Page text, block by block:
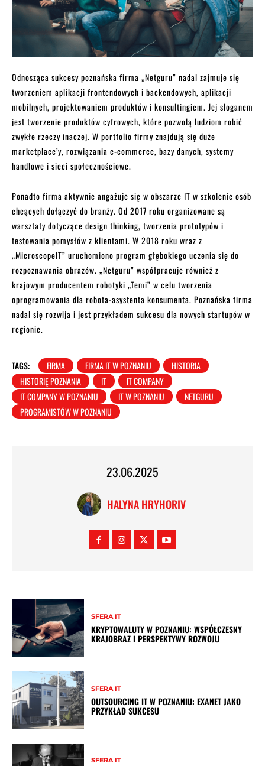
Odnosząca sukcesy poznańska firma „Netguru” nadal zajmuje się
tworzeniem aplikacji frontendowych i backendowych, aplikacji
mobilnych, projektowaniem produktów i konsultingiem. Jej sloganem
jest tworzenie produktów cyfrowych, które pozwolą ludziom robić
zwykłe rzeczy inaczej. W portfolio firmy znajdują się duże
marketplace’y, rozwiązania e-commerce, bazy danych, systemy
handlowe i sieci społecznościowe.
Ponadto firma aktywnie angażuje się w obszarze IT w szkolenie osób
chcących dołączyć do branży. Od 2017 roku organizowane są
warsztaty dotyczące design thinking, tworzenia prototypów i
testowania pomysłów z klientami. W 2018 roku wraz z
„MicroscopeIT” uruchomiono program głębokiego uczenia się do
rozpoznawania obrazów. „Netguru” współpracuje również z
krajowym producentem robotyki „Temi” w celu tworzenia
oprogramowania dla robota-asystenta konsumenta. Poznańska firma
nadal się rozwija i jest przykładem sukcesu dla nowych startupów w
regionie.
TAGS: FIRMA FIRMA IT W POZNANIU
HISTORIA
HISTORIĘ POZNANIA
IT
IT COMPANY
IT COMPANY W POZNANIU
IT W POZNANIU
NETGURU
PROGRAMISTÓW W POZNANIU
23.06.2025
HALYNA HRYHORIV
SFERA IT
KRYPTOWALUTY W POZNANIU: WSPÓŁCZESNY
KRAJOBRAZ I PERSPEKTYWY ROZWOJU
SFERA IT
OUTSOURCING IT W POZNANIU: EXANET JAKO
PRZYKŁAD SUKCESU
SFERA IT